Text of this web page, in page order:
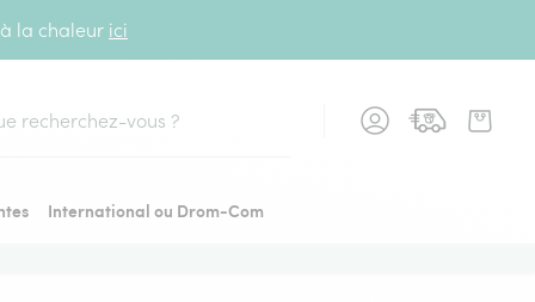
la chaleur ici
International ou Drom-Com